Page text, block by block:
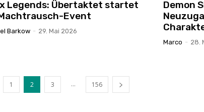
Legends: Übertaktet startet
Event
Barkow - 29. Mai 2026
Demon
Marco - 28.
1 2 3 ... 156